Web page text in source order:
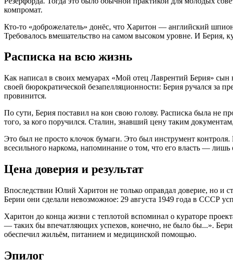
компромат.
Кто-то «доброжелатель» донёс, что Харитон — английский
Требовалось вмешательство на самом высоком уровне. И Берия,
Расписка на всю жизнь
Как написал в своих мемуарах «Мой отец Лаврентий Берия»
своей бюрократической безапелляционности: Берия ручался за
провинится.
По сути, Берия поставил на кон свою голову. Расписка была не
того, за кого поручился. Сталин, знавший цену таким
Это был не просто клочок бумаги. Это был инструмент
всесильного наркома, напоминание о том, что его власть —
Цена доверия и результат
Впоследствии Юлий Харитон не только оправдал доверие, но и
Берии они сделали невозможное: 29 августа 1949 года в СССР
Харитон до конца жизни с теплотой вспоминал о кураторе
— таких бы впечатляющих успехов, конечно, не было бы...».
обеспечил жильём, питанием и медицинской помощью.
Эпилог